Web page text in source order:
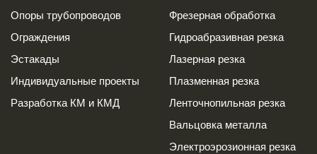
Опоры трубопроводов
Ограждения
Эстакады
Индивидуальные проекты
Разработка КМ и КМД
Фрезерная обработка
Гидроабразивная резка
Лазерная резка
Плазменная резка
Ленточнопильная резка
Вальцовка металла
Электроэрозионная резка